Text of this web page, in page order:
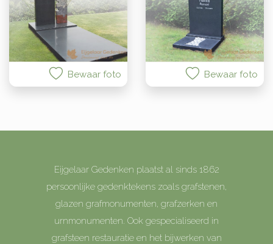
Bewaar foto Bewaar foto
Eijgelaar Gedenken plaatst al sinds 1862
persoonlijke gedenktekens zoals grafstenen,
glazen grafmonumenten, grafzerken en
urnmonumenten. Ook gespecialiseerd in
grafsteen restauratie en het bijwerken van